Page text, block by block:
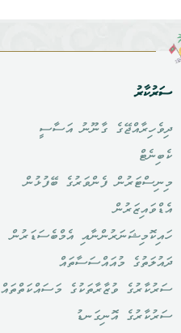
ސަރުކާރު
ދިވެހިރާއްޖޭގެ ގާނޫނު އަސާސީ
ކެބިނެޓް
މިނިސްޓަރުން ފެންވަރުގެ ބޭފުޅުން
އެޑްވައިޒަރުން
ހައިކޮމިޝަނަރުންނާއި އެމްބެސަޑަރުން
ދައުލަތުގެ މުއައްސަސާތައް
ސަރުކާރުގެ ވުޒާރާތަކުގެ މަސައްކަތްތައް
ސަރުކާރުގެ އޮނިގަނޑު